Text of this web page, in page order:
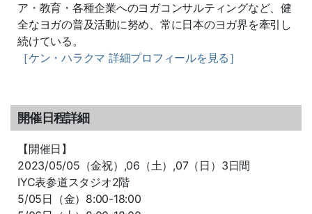
ア・教育・ 各種企業へのヨガコンサルティングなど、健
全なヨガの普及活動に努め、 常に日本のヨガ界を牽引し
続けている。
［ケン・ハラクマ 詳細プロフィールを見る］
開催日程詳細
【開催日】
2023/05/05（金祝）,06（土）,07（日）3日間
IYC表参道スタジオ2階
5/05日（金）8:00-18:00